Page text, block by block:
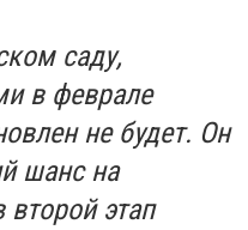
саду,
в феврале
не будет. Он
шанс на
этап